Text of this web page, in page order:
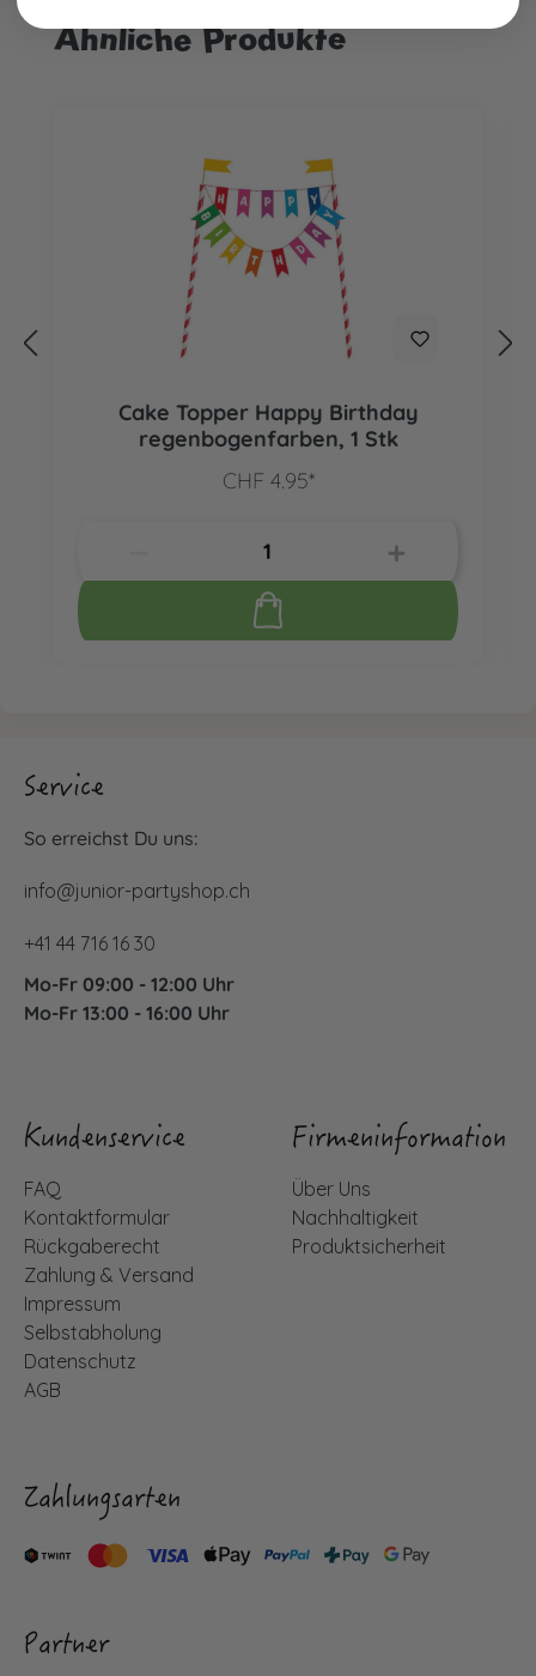
Produktgalerie überspringen
Ähnliche Produkte
Cake Topper Happy Birthday
regenbogenfarben, 1 Stk
CHF 4.95*
Service
So erreichst Du uns:
info@junior-partyshop.ch
+41 44 716 16 30
Mo-Fr 09:00 - 12:00 Uhr
Mo-Fr 13:00 - 16:00 Uhr
Kundenservice
FAQ
Kontaktformular
Rückgaberecht
Zahlung & Versand
Impressum
Selbstabholung
Datenschutz
AGB
Firmeninformation
Über Uns
Nachhaltigkeit
Produktsicherheit
Zahlungsarten
Partner